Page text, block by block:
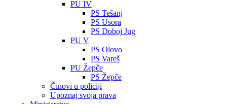
PU IV
PS Tešanj
PS Usora
PS Doboj Jug
PU V
PS Olovo
PS Vareš
PU Žepče
PS Žepče
Činovi u policiji
Upoznaj svoja prava